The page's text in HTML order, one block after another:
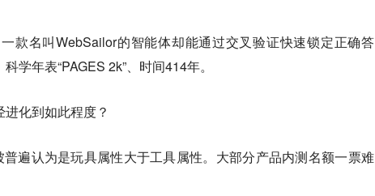
款名叫WebSailor的智能体却能通过交叉验证快速锁定正确答
学年表“PAGES 2k”、时间414年。
化到如此程度？
遍认为是玩具属性大于工具属性。大部分产品内测名额一票难